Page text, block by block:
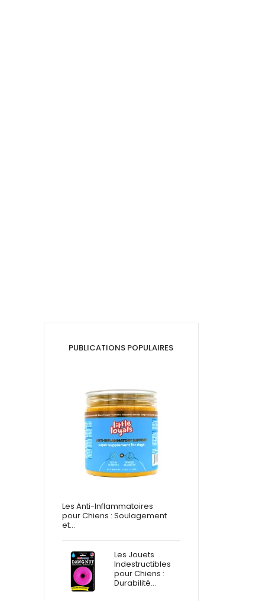
PUBLICATIONS POPULAIRES
Les Anti-Inflammatoires
pour Chiens : Soulagement
et…
Les Jouets
Indestructibles
pour Chiens :
Durabilité…